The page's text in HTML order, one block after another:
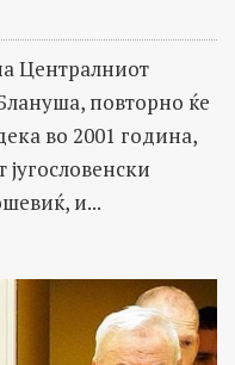
Централниот
повторно ќе
во 2001 година,
и...